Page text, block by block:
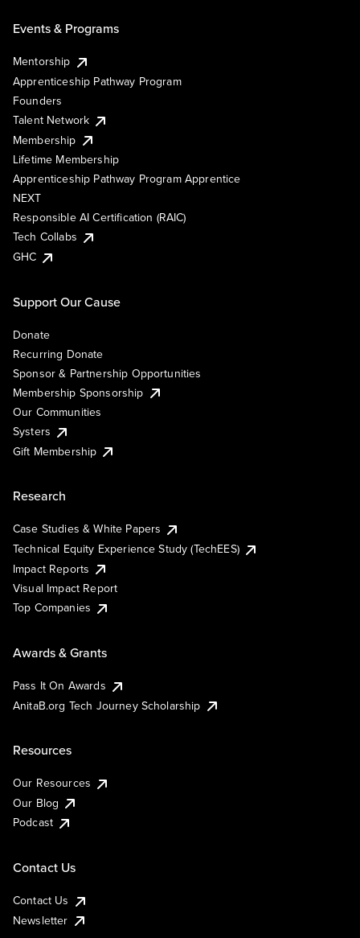
Events & Programs
Mentorship
Apprenticeship Pathway Program
Founders
Talent Network
Membership
Lifetime Membership
Apprenticeship Pathway Program Apprentice
NEXT
Responsible AI Certification (RAIC)
Tech Collabs
GHC
Support Our Cause
Donate
Recurring Donate
Sponsor & Partnership Opportunities
Membership Sponsorship
Our Communities
Systers
Gift Membership
Research
Case Studies & White Papers
Technical Equity Experience Study (TechEES)
Impact Reports
Visual Impact Report
Top Companies
Awards & Grants
Pass It On Awards
AnitaB.org Tech Journey Scholarship
Resources
Our Resources
Our Blog
Podcast
Contact Us
Contact Us
Newsletter